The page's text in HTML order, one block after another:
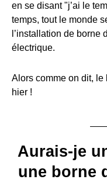
en se disant "j’ai le
temps, tout le monde
l’installation de borne
électrique.
Alors comme on dit, le
hier !
Aurais-je
une borne